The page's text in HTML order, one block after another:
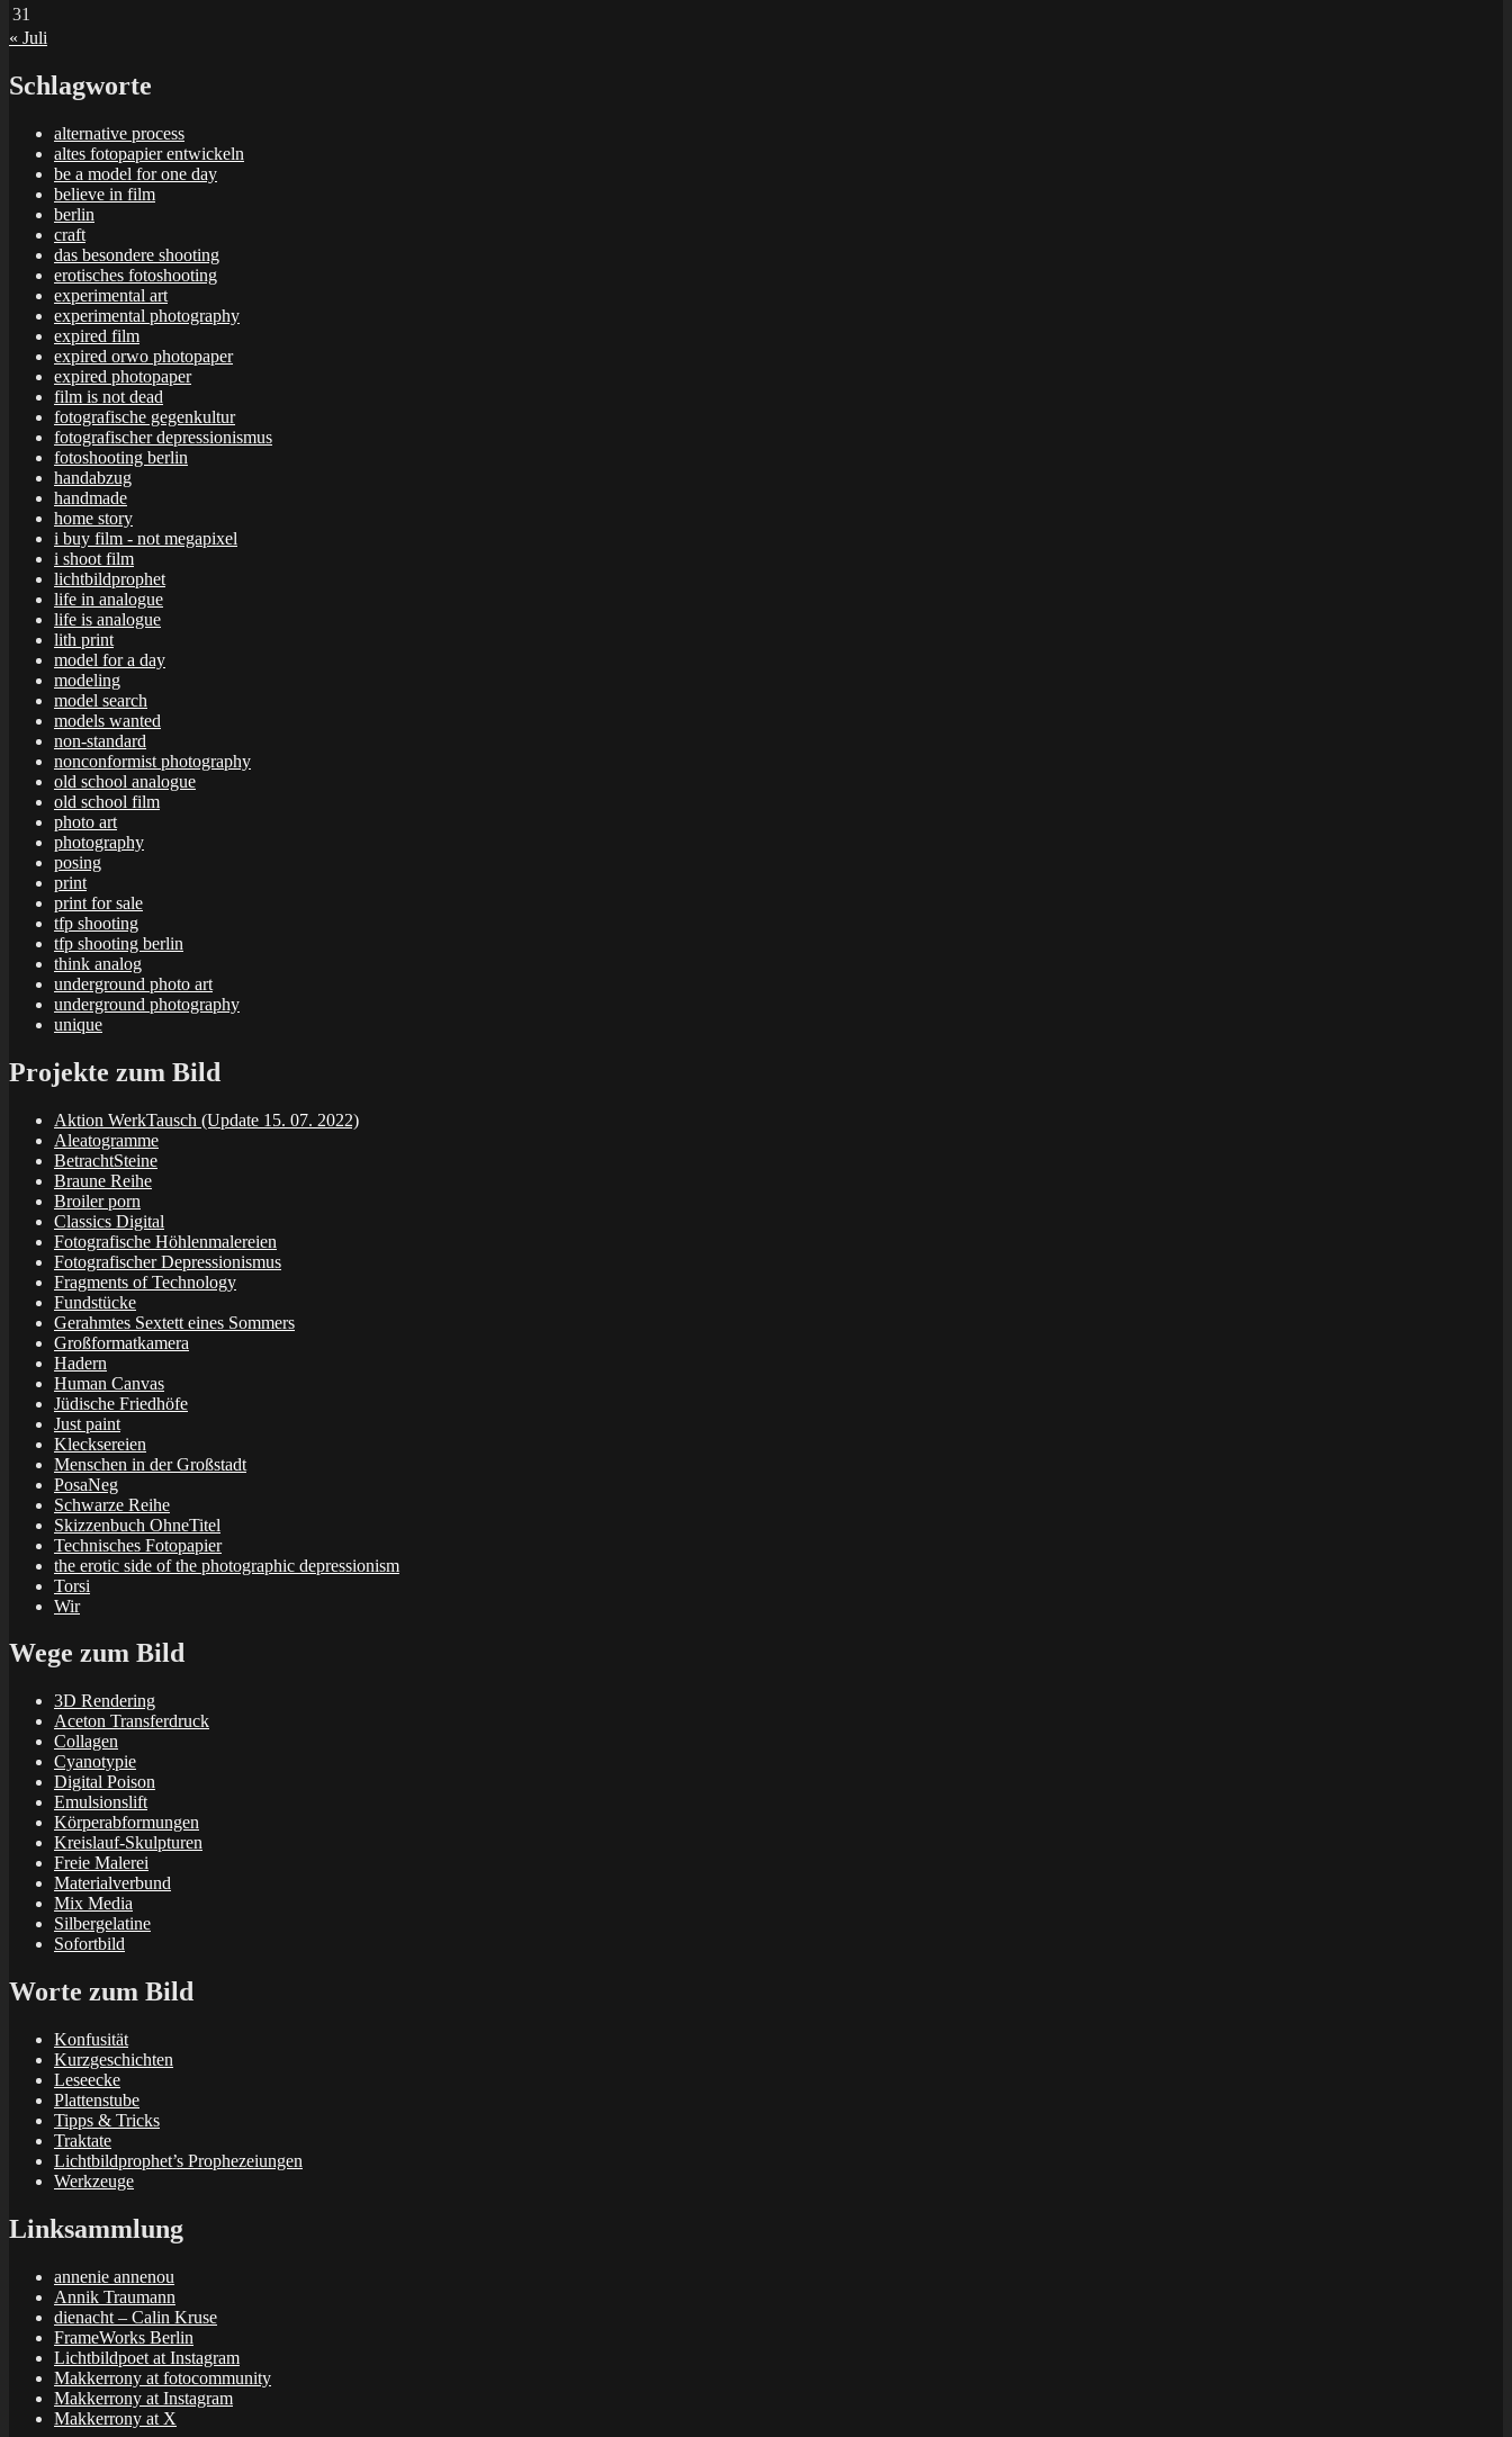
31
« Juli
Schlagworte
alternative process
altes fotopapier entwickeln
be a model for one day
believe in film
berlin
craft
das besondere shooting
erotisches fotoshooting
experimental art
experimental photography
expired film
expired orwo photopaper
expired photopaper
film is not dead
fotografische gegenkultur
fotografischer depressionismus
fotoshooting berlin
handabzug
handmade
home story
i buy film - not megapixel
i shoot film
lichtbildprophet
life in analogue
life is analogue
lith print
model for a day
modeling
model search
models wanted
non-standard
nonconformist photography
old school analogue
old school film
photo art
photography
posing
print
print for sale
tfp shooting
tfp shooting berlin
think analog
underground photo art
underground photography
unique
Projekte zum Bild
Aktion WerkTausch (Update 15. 07. 2022)
Aleatogramme
BetrachtSteine
Braune Reihe
Broiler porn
Classics Digital
Fotografische Höhlenmalereien
Fotografischer Depressionismus
Fragments of Technology
Fundstücke
Gerahmtes Sextett eines Sommers
Großformatkamera
Hadern
Human Canvas
Jüdische Friedhöfe
Just paint
Klecksereien
Menschen in der Großstadt
PosaNeg
Schwarze Reihe
Skizzenbuch OhneTitel
Technisches Fotopapier
the erotic side of the photographic depressionism
Torsi
Wir
Wege zum Bild
3D Rendering
Aceton Transferdruck
Collagen
Cyanotypie
Digital Poison
Emulsionslift
Körperabformungen
Kreislauf-Skulpturen
Freie Malerei
Materialverbund
Mix Media
Silbergelatine
Sofortbild
Worte zum Bild
Konfusität
Kurzgeschichten
Leseecke
Plattenstube
Tipps & Tricks
Traktate
Lichtbildprophet’s Prophezeiungen
Werkzeuge
Linksammlung
annenie annenou
Annik Traumann
dienacht – Calin Kruse
FrameWorks Berlin
Lichtbildpoet at Instagram
Makkerrony at fotocommunity
Makkerrony at Instagram
Makkerrony at X